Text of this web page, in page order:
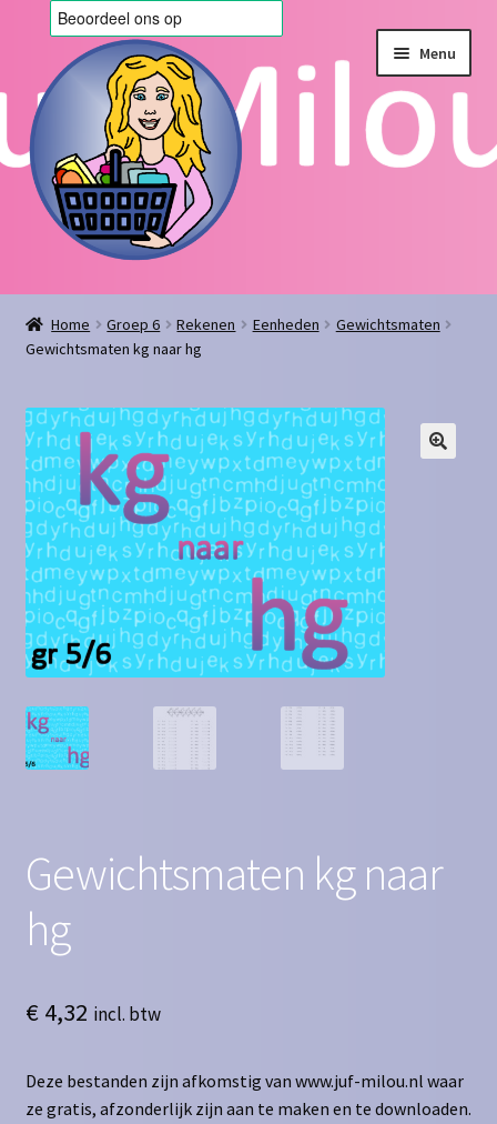
door
naar
navigatie
de
inhoud
Menu
Home
Afrekenen
Algemene voorwaarden
Blog
Contact
Homepagina
Mijn account
Privacy Policy
Winkelmand
Home Groep 6 Rekenen Eenheden
Gewichtsmaten
Gewichtsmaten kg naar hg
Gewichtsmaten kg naar
hg
€4,32 incl. btw
Deze bestanden zijn afkomstig van www.juf-milou.nl waar
ze gratis, afzonderlijk zijn aan te maken en te downloaden.